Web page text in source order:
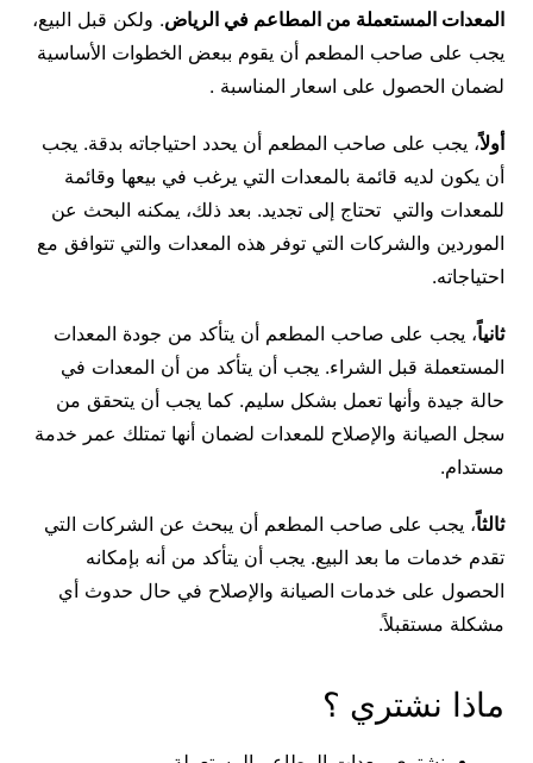
المعدات المستعملة من المطاعم في الرياض. ولكن قبل البيع،
يجب على صاحب المطعم أن يقوم ببعض الخطوات الأساسية
لضمان الحصول على اسعار المناسبة .
أولاً، يجب على صاحب المطعم أن يحدد احتياجاته بدقة. يجب
أن يكون لديه قائمة بالمعدات التي يرغب في بيعها وقائمة
للمعدات والتي تحتاج إلى تجديد. بعد ذلك، يمكنه البحث عن
الموردين والشركات التي توفر هذه المعدات والتي تتوافق مع
احتياجاته.
ثانياً، يجب على صاحب المطعم أن يتأكد من جودة المعدات
المستعملة قبل الشراء. يجب أن يتأكد من أن المعدات في
حالة جيدة وأنها تعمل بشكل سليم. كما يجب أن يتحقق من
سجل الصيانة والإصلاح للمعدات لضمان أنها تمتلك عمر خدمة
مستدام.
ثالثاً، يجب على صاحب المطعم أن يبحث عن الشركات التي
تقدم خدمات ما بعد البيع. يجب أن يتأكد من أنه بإمكانه
الحصول على خدمات الصيانة والإصلاح في حال حدوث أي
مشكلة مستقبلاً.
ماذا نشتري ؟